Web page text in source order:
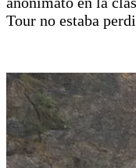
Tour no estaba